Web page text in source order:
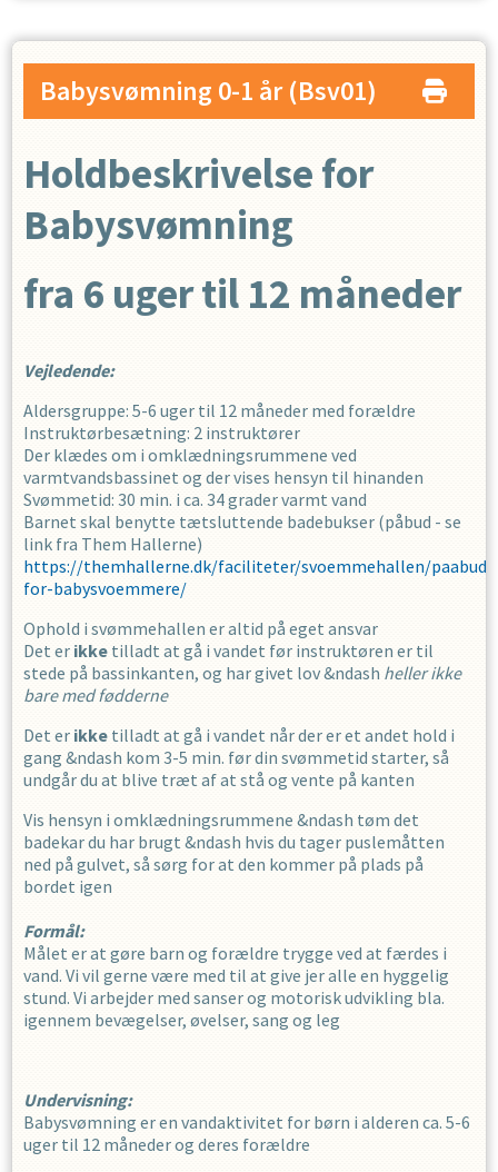
Babysvømning 0-1 år (Bsv01)
Holdbeskrivelse for
Babysvømning
fra 6 uger til 12 måneder
Vejledende:
Aldersgruppe: 5-6 uger til 12 måneder med forældre
Instruktørbesætning: 2 instruktører
Der klædes om i omklædningsrummene ved
varmtvandsbassinet og der vises hensyn til hinanden
Svømmetid: 30 min. i ca. 34 grader varmt vand
Barnet skal benytte tætsluttende badebukser (påbud - se
link fra Them Hallerne)
https://themhallerne.dk/faciliteter/svoemmehallen/paabud-
for-babysvoemmere/
Ophold i svømmehallen er altid på eget ansvar
Det er ikke tilladt at gå i vandet før instruktøren er til
stede på bassinkanten, og har givet lov &ndash heller ikke
bare med fødderne
Det er ikke tilladt at gå i vandet når der er et andet hold i
gang &ndash kom 3-5 min. før din svømmetid starter, så
undgår du at blive træt af at stå og vente på kanten
Vis hensyn i omklædningsrummene &ndash tøm det
badekar du har brugt &ndash hvis du tager puslemåtten
ned på gulvet, så sørg for at den kommer på plads på
bordet igen
Formål:
Målet er at gøre barn og forældre trygge ved at færdes i
vand. Vi vil gerne være med til at give jer alle en hyggelig
stund. Vi arbejder med sanser og motorisk udvikling bla.
igennem bevægelser, øvelser, sang og leg
Undervisning:
Babysvømning er en vandaktivitet for børn i alderen ca. 5-6
uger til 12 måneder og deres forældre